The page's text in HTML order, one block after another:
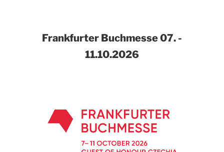
Frankfurter Buchmesse07. -
11.10.2026